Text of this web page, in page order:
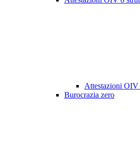
Attestazioni OIV
Burocrazia zero